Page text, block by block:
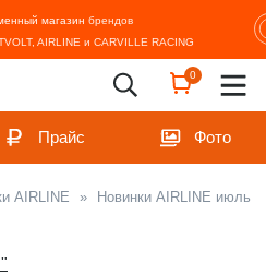
магазин брендов
AIRLINE и CARVILLE RACING
0
Прайс Фото
AIRLINE »
Новинки AIRLINE июль